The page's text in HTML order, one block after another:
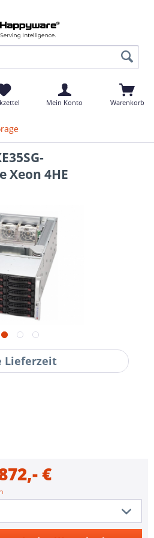
Mein Konto Warenkorb
Xeon 4HE
Lieferzeit
€
R